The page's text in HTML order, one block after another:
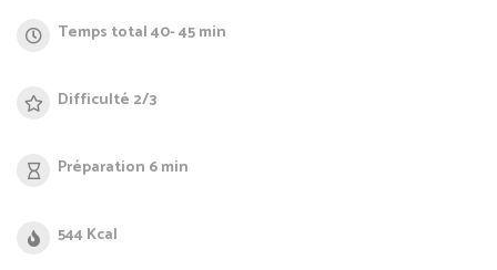
Temps total 40- 45 min
Difficulté 2/3
Préparation 6 min
544 Kcal